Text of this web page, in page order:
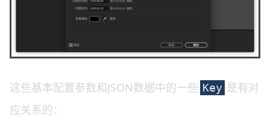
这些基本配置参数和JSON数据中的一些 Key 是有对
应关系的：